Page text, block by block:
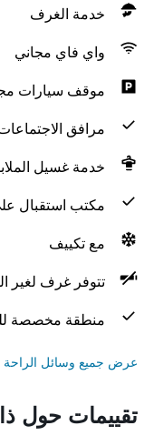
خدمة الغرف
واي فاي مجاني
موقف سيارات
مرافق الاجتماعات
خدمة غسيل
مكتب استقبال على
مع تكييف
تتوفر غرف لغير
منطقة مخصصة
عرض جميع وسائل الراحة
تقييمات حول